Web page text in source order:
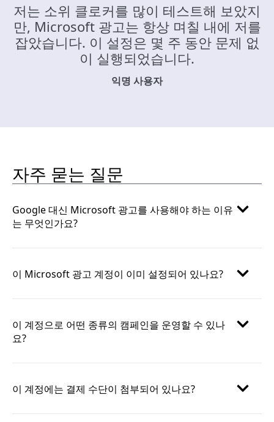
저는 소위 클로커를 많이 테스트해 보았지
만, Microsoft 광고는 항상 며칠 내에 저를
잡았습니다. 이 설정은 몇 주 동안 문제 없
이 실행되었습니다.
익명 사용자
자주 묻는 질문
Google 대신 Microsoft 광고를 사용해야 하는 이유
는 무엇인가요?
이 Microsoft 광고 계정이 이미 설정되어 있나요?
이 계정으로 어떤 종류의 캠페인을 운영할 수 있나
요?
이 계정에는 결제 수단이 첨부되어 있나요?